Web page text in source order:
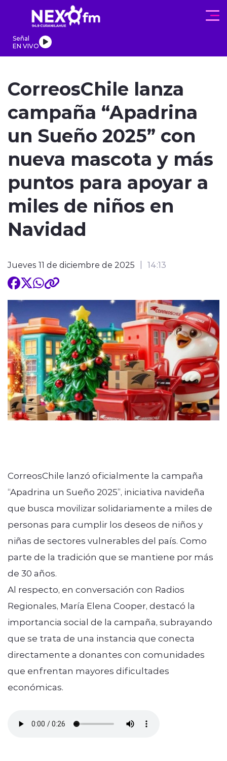
Click acá para ir directamente al contenido
Señal
EN VIVO
modo claro
CorreosChile lanza
campaña “Apadrina
un Sueño 2025” con
nueva mascota y más
puntos para apoyar a
miles de niños en
Navidad
Jueves 11 de diciembre de 2025 14:13
CorreosChile lanzó oficialmente la campaña
“Apadrina un Sueño 2025”, iniciativa navideña
que busca movilizar solidariamente a miles de
personas para cumplir los deseos de niños y
niñas de sectores vulnerables del país. Como
parte de la tradición que se mantiene por más
de 30 años.
Al respecto, en conversación con Radios
Regionales, María Elena Cooper, destacó la
importancia social de la campaña, subrayando
que se trata de una instancia que conecta
directamente a donantes con comunidades
que enfrentan mayores dificultades
económicas.